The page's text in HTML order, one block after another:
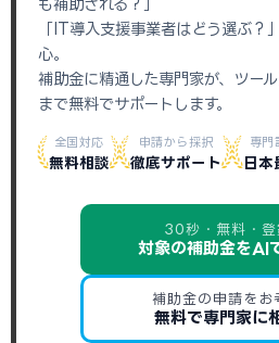
も補助される？」
「IT導入支援事業者はどう選ぶ？
心。
補助金に精通した専門家が、ツー
まで無料でサポートします。
全国対応
無料相談
申請から採択
徹底サポート
専門
日本
30秒・無料・登
対象の補助金をAI
補助金の申請をお
無料で専門家に